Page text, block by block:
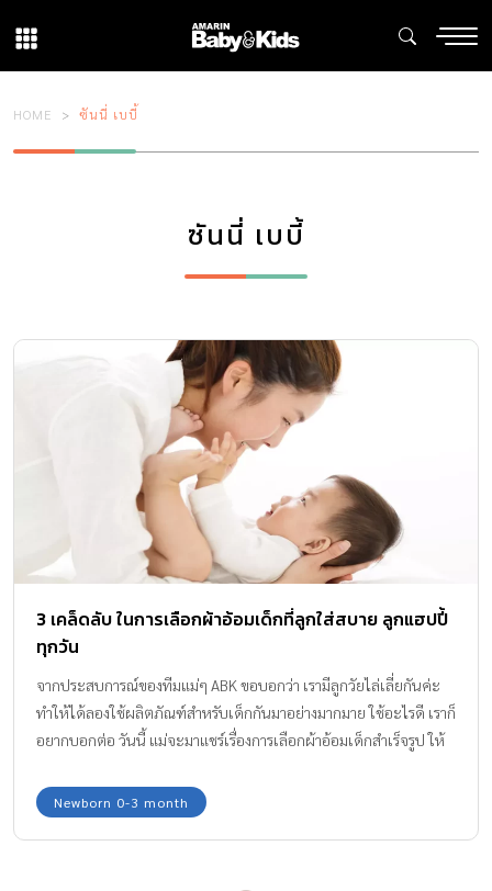
HOME ซันนี่ เบบี้
ซันนี่ เบบี้
3 เคล็ดลับ ในการเลือกผ้าอ้อมเด็กที่ลูกใส่สบาย ลูกแฮปปี้
ทุกวัน
จากประสบการณ์ของทีมแม่ๆ ABK ขอบอกว่า เรามีลูกวัยไล่เลี่ยกันค่ะ
ทำให้ได้ลองใช้ผลิตภัณฑ์สำหรับเด็กกันมาอย่างมากมาย ใช้อะไรดี เราก็
อยากบอกต่อ วันนี้ แม่จะมาแชร์เรื่องการเลือกผ้าอ้อมเด็กสำเร็จรูป ให้
Newborn 0-3 month